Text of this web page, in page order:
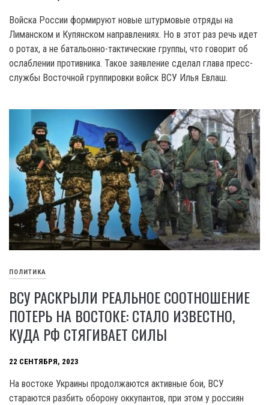
Войска России формируют новые штурмовые отряды на
Лиманском и Купянском направлениях. Но в этот раз речь идет
о ротах, а не батальонно-тактические группы, что говорит об
ослаблении противника. Такое заявление сделал глава пресс-
службы Восточной группировки войск ВСУ Илья Евлаш.
ПОЛИТИКА
ВСУ РАСКРЫЛИ РЕАЛЬНОЕ СООТНОШЕНИЕ
ПОТЕРЬ НА ВОСТОКЕ: СТАЛО ИЗВЕСТНО,
КУДА РФ СТЯГИВАЕТ СИЛЫ
22 СЕНТЯБРЯ, 2023
На востоке Украины продолжаются активные бои, ВСУ
стараются разбить оборону оккупантов, при этом у россиян